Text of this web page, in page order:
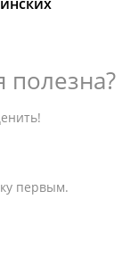
полезна?
первым.